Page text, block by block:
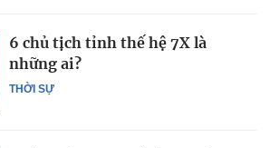
THỜI SỰ
6 chủ tịch tỉnh thế hệ 7X là
những ai?